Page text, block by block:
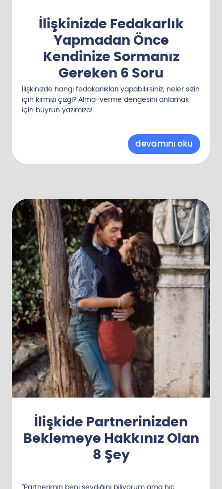
İlişkinizde Fedakarlık
Yapmadan Önce
Kendinize Sormanız
Gereken 6 Soru
İlişkinizde hangi fedakarlıkları yapabilirsiniz, neler sizin
için kırmızı çizgi? Alma-verme dengesini anlamak
için buyrun yazımıza!
İlişkide Partnerinizden
Beklemeye Hakkınız Olan
8 Şey
"Partnerimin beni sevdiğini biliyorum ama hiç